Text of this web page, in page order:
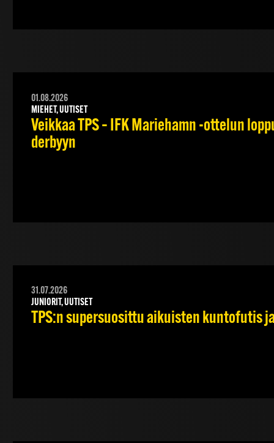
01.08.2026
MIEHET, UUTISET
Veikkaa TPS – IFK Mariehamn -ottelun
derbyyn
31.07.2026
JUNIORIT, UUTISET
TPS:n supersuosittu aikuisten kuntofutis